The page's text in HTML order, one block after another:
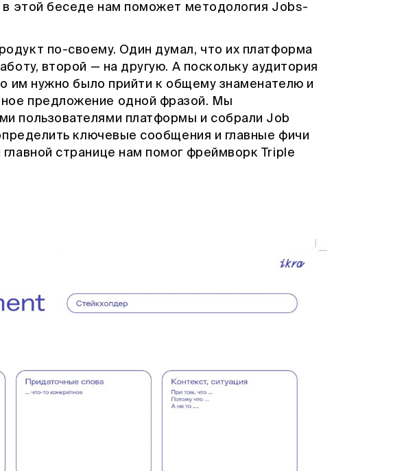
в этой беседе нам поможет методология Jobs-
по-своему. Один думал, что их платформа
второй — на другую. А поскольку аудитория
им нужно было прийти к общему знаменателю и
предложение одной фразой. Мы
пользователями платформы и собрали Job
ключевые сообщения и главные фичи
странице нам помог фреймворк Triple